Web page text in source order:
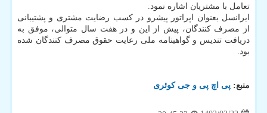
تعامل با مشتریان اشاره نمود.
ایرانسل بعنوان اپراتور پیشرو در کسب رضایت مشتری و پشتیبانی
از مصرف کنندگان، پیش از این و در هفت سال متوالی، موفق به
دریافت تندیس و گواهینامه ملی رعایت حقوق مصرف کنندگان شده
بود.
منبع: پی اچ پی و جی كوئری